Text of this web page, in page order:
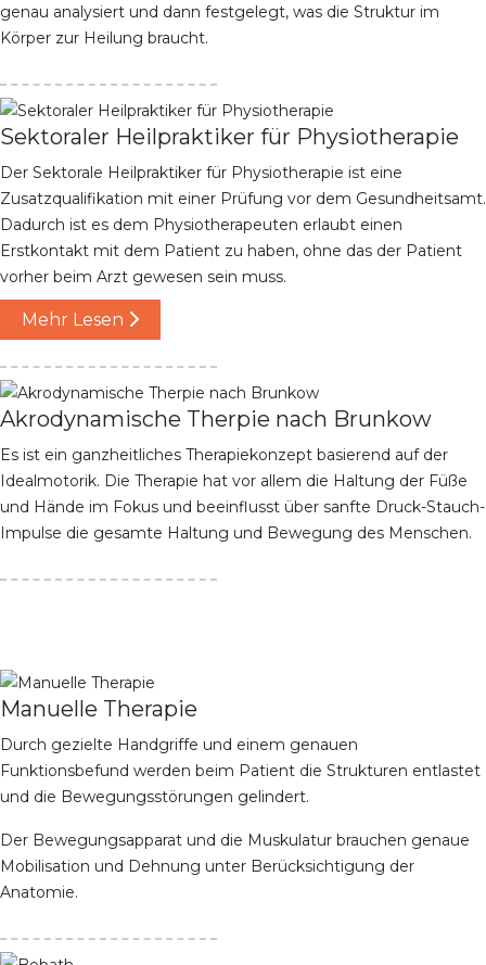
genau analysiert und dann festgelegt, was die Struktur im
Körper zur Heilung braucht.
Sektoraler Heilpraktiker für Physiotherapie
Der Sektorale Heilpraktiker für Physiotherapie ist eine
Zusatzqualifikation mit einer Prüfung vor dem Gesundheitsamt.
Dadurch ist es dem Physiotherapeuten erlaubt einen
Erstkontakt mit dem Patient zu haben, ohne das der Patient
vorher beim Arzt gewesen sein muss.
Mehr Lesen
Akrodynamische Therpie nach Brunkow
Es ist ein ganzheitliches Therapiekonzept basierend auf der
Idealmotorik. Die Therapie hat vor allem die Haltung der Füße
und Hände im Fokus und beeinflusst über sanfte Druck-Stauch-
Impulse die gesamte Haltung und Bewegung des Menschen.
Manuelle Therapie
Durch gezielte Handgriffe und einem genauen
Funktionsbefund werden beim Patient die Strukturen entlastet
und die Bewegungsstörungen gelindert.
Der Bewegungsapparat und die Muskulatur brauchen genaue
Mobilisation und Dehnung unter Berücksichtigung der
Anatomie.